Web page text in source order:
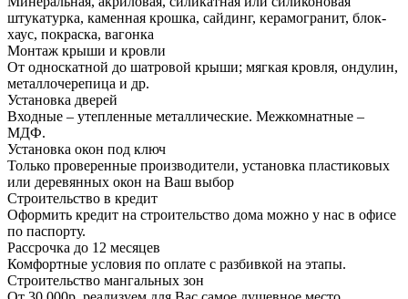
штукатурка, каменная крошка, сайдинг, керамогранит, блок-
хаус, покраска, вагонка
Монтаж крыши и кровли
От односкатной до шатровой крыши; мягкая кровля, ондулин,
металлочерепица и др.
Установка дверей
Входные – утепленные металлические. Межкомнатные –
МДФ.
Установка окон под ключ
Только проверенные производители, установка пластиковых
или деревянных окон на Ваш выбор
Строительство в кредит
Оформить кредит на строительство дома можно у нас в офисе
по паспорту.
Рассрочка до 12 месяцев
Комфортные условия по оплате с разбивкой на этапы.
Строительство мангальных зон